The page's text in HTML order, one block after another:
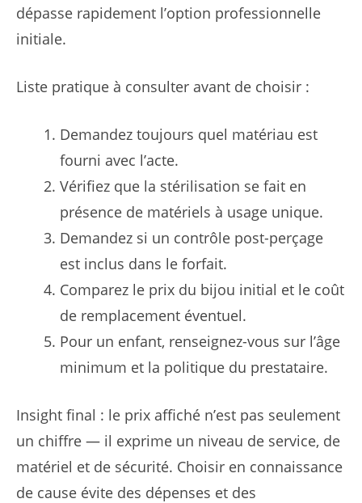
dépasse rapidement l’option professionnelle
initiale.
Liste pratique à consulter avant de choisir :
Demandez toujours quel matériau est
fourni avec l’acte.
Vérifiez que la stérilisation se fait en
présence de matériels à usage unique.
Demandez si un contrôle post-perçage
est inclus dans le forfait.
Comparez le prix du bijou initial et le coût
de remplacement éventuel.
Pour un enfant, renseignez-vous sur l’âge
minimum et la politique du prestataire.
Insight final : le prix affiché n’est pas seulement
un chiffre — il exprime un niveau de service, de
matériel et de sécurité. Choisir en connaissance
de cause évite des dépenses et des